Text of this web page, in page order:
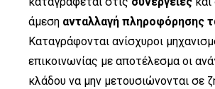
άμεση ανταλλαγή πληροφόρησης
Καταγράφονται ανίσχυροι
επικοινωνίας με αποτέλεσμα οι
κλάδου να μην μετουσιώνονται σε